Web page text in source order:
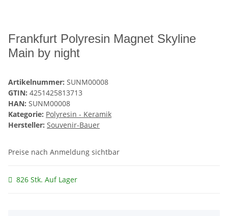
Frankfurt Polyresin Magnet Skyline
Main by night
Artikelnummer: SUNM00008
GTIN: 4251425813713
HAN: SUNM00008
Kategorie: Polyresin - Keramik
Hersteller: Souvenir-Bauer
Preise nach Anmeldung sichtbar
826 Stk. Auf Lager